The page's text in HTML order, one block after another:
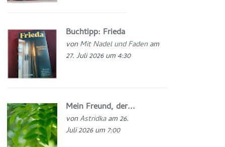
Buchtipp: Frieda
vonMit Nadel und Fadenam
27. Juli 2026 um 4:30
Mein Freund, der...
vonAstridkaam 26.
Juli 2026 um 7:00